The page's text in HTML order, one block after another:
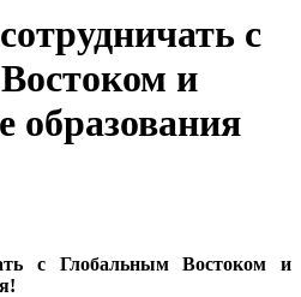
с
и
с Глобальным Востоком и